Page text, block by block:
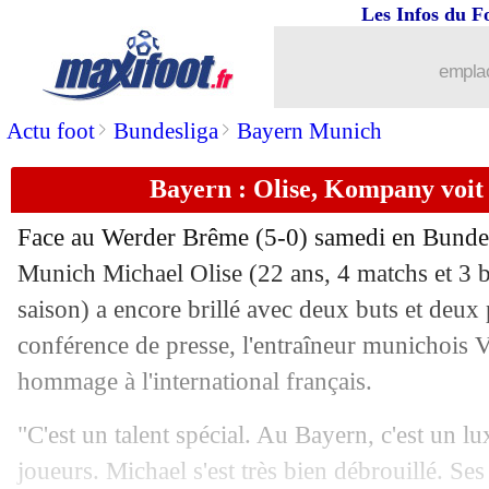
Actu foot> Bundesliga> Bayern Munich
Les Infos du
Bayern : Olise, Kompany
Face au Werder Brême (5-0) samedi en
Munich Michael Olise (22 ans, 4 matchs et 3
saison) a encore brillé avec deux buts et deux
conférence de presse, l'entraîneur munichois
hommage à l'international français.
"C'est un talent spécial. Au Bayern, c'est un
joueurs. Michael s'est très bien débrouillé.
OM: Rabiot, les grandes attentes de
22/09 L1
22/09 Man City: le procès, Guardiola
22/09 Milan: Kalulu, La Gazzetta se moque
22/09 Lyon: Sage sous le charme de Fofana
22/09 OM : Rabiot, Lizarazu calme le jeu
22/09 EdF: Mateta assume son rêve